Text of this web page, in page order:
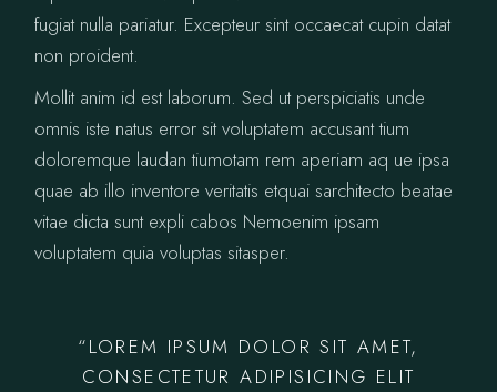
fugiat nulla pariatur. Excepteur sint occaecat cupin datat
non proident.
Mollit anim id est laborum. Sed ut perspiciatis unde
omnis iste natus error sit voluptatem accusant tium
doloremque laudan tiumotam rem aperiam aq ue ipsa
quae ab illo inventore veritatis etquai sarchitecto beatae
vitae dicta sunt expli cabos Nemoenim ipsam
voluptatem quia voluptas sitasper.
“LOREM IPSUM DOLOR SIT AMET,
CONSECTETUR ADIPISICING ELIT